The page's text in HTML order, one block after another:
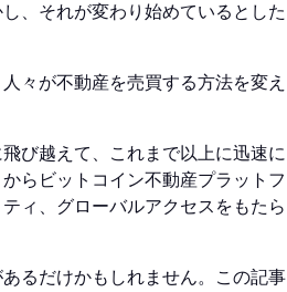
、それが変わり始めているとした
々が不動産を売買する方法を変え
び越えて、これまで以上に迅速に
らビットコイン不動産プラットフ
ィ、グローバルアクセスをもたら
るだけかもしれません。この記事